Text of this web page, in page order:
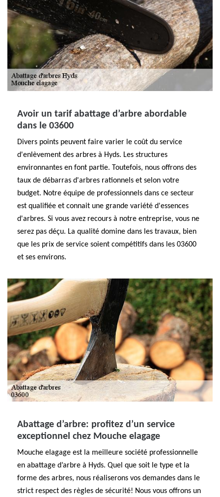
Avoir un tarif abattage d’arbre abordable
dans le 03600
Divers points peuvent faire varier le coût du service
d'enlèvement des arbres à Hyds. Les structures
environnantes en font partie. Toutefois, nous offrons des
taux de débarras d'arbres rationnels et selon votre
budget. Notre équipe de professionnels dans ce secteur
est qualifiée et connait une grande variété d'essences
d'arbres. Si vous avez recours à notre entreprise, vous ne
serez pas déçu. La qualité domine dans les travaux, bien
que les prix de service soient compétitifs dans les 03600
et ses environs.
Abattage d’arbre: profitez d’un service
exceptionnel chez Mouche elagage
Mouche elagage est la meilleure société professionnelle
en abattage d’arbre à Hyds. Quel que soit le type et la
forme des arbres, nous réaliserons vos demandes dans le
strict respect des règles de sécurité! Nous vous offrons un